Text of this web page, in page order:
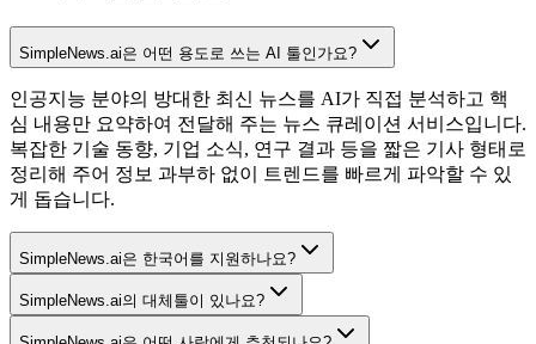
SimpleNews.ai은 어떤 용도로 쓰는 AI 툴인가요?
인공지능 분야의 방대한 최신 뉴스를 AI가 직접 분석하고 핵
심 내용만 요약하여 전달해 주는 뉴스 큐레이션 서비스입니다.
복잡한 기술 동향, 기업 소식, 연구 결과 등을 짧은 기사 형태로
정리해 주어 정보 과부하 없이 트렌드를 빠르게 파악할 수 있
게 돕습니다.
SimpleNews.ai은 한국어를 지원하나요?
SimpleNews.ai의 대체툴이 있나요?